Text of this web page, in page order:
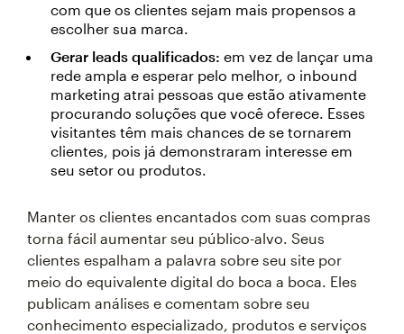
com que os clientes sejam mais propensos a
escolher sua marca.
Gerar leads qualificados: em vez de lançar uma
rede ampla e esperar pelo melhor, o inbound
marketing atrai pessoas que estão ativamente
procurando soluções que você oferece. Esses
visitantes têm mais chances de se tornarem
clientes, pois já demonstraram interesse em
seu setor ou produtos.
Manter os clientes encantados com suas compras
torna fácil aumentar seu público-alvo. Seus
clientes espalham a palavra sobre seu site por
meio do equivalente digital do boca a boca. Eles
publicam análises e comentam sobre seu
conhecimento especializado, produtos e serviços